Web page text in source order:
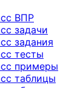
ВПР
задачи
задания
тесты
примеры
таблицы